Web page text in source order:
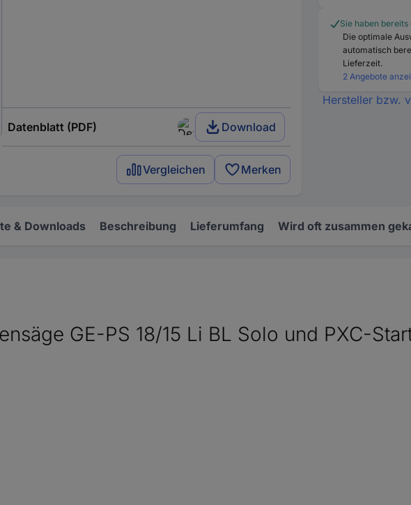
Datenblatt (PDF) Download
Vergleichen Merken
Sie haben
Die optimale
automatisch
Lieferzeit.
2 Angebote
Hersteller bzw.
& Downloads Beschreibung Lieferumfang Wird oft zusammen
GE-PS 18/15 Li BL Solo und PXC-